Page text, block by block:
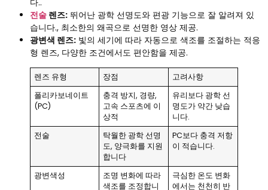
전술 렌즈: 뛰어난 광학 선명도와 편광 기능으로 잘 알려져 있
습니다., 최소한의 왜곡으로 선명한 영상 제공.
광변색 렌즈: 빛의 세기에 따라 자동으로 색조를 조절하는 적응
형 렌즈, 다양한 조건에서도 편안함을 제공.
렌즈 유형 장점
고려사항
폴리카보네이트
(PC)
충격 방지, 경량,
고속 스포츠에 이
상적
유리보다 광학 선
명도가 약간 낮습
니다.
전술
탁월한 광학 선명
도, 양극화를 지원
합니다
PC보다 충격 저항
이 적습니다.
광변색성
조명 변화에 따라
색조를 조정합니
극심한 온도 변화
에서는 천천히 반